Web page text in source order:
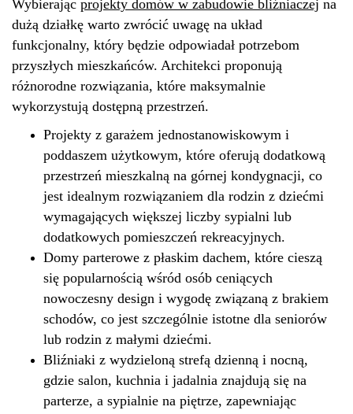
Wybierając projekty domów w zabudowie bliźniaczej na
dużą działkę warto zwrócić uwagę na układ
funkcjonalny, który będzie odpowiadał potrzebom
przyszłych mieszkańców. Architekci proponują
różnorodne rozwiązania, które maksymalnie
wykorzystują dostępną przestrzeń.
Projekty z garażem jednostanowiskowym i
poddaszem użytkowym, które oferują dodatkową
przestrzeń mieszkalną na górnej kondygnacji, co
jest idealnym rozwiązaniem dla rodzin z dziećmi
wymagających większej liczby sypialni lub
dodatkowych pomieszczeń rekreacyjnych.
Domy parterowe z płaskim dachem, które cieszą
się popularnością wśród osób ceniących
nowoczesny design i wygodę związaną z brakiem
schodów, co jest szczególnie istotne dla seniorów
lub rodzin z małymi dziećmi.
Bliźniaki z wydzieloną strefą dzienną i nocną,
gdzie salon, kuchnia i jadalnia znajdują się na
parterze, a sypialnie na piętrze, zapewniając